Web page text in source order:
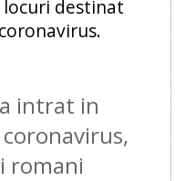
destinat
intrat in
romani